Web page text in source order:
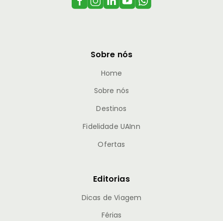
Sobre nós
Home
Sobre nós
Destinos
Fidelidade UAInn
Ofertas
Editorias
Dicas de Viagem
Férias